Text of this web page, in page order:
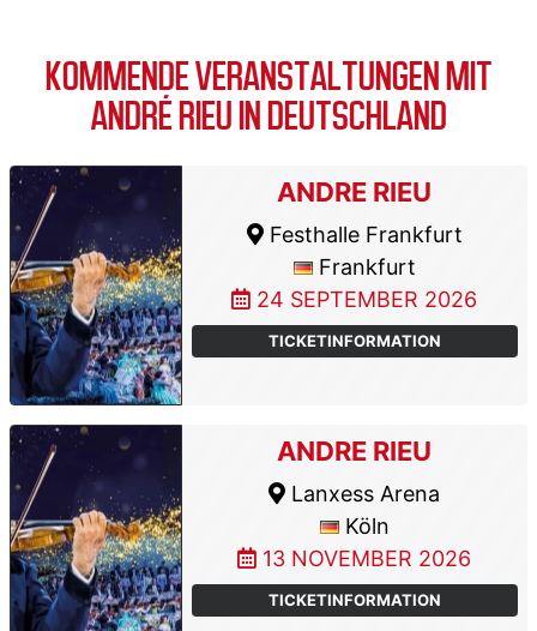
KOMMENDE VERANSTALTUNGEN MIT
ANDRÉ RIEU IN DEUTSCHLAND
ANDRE RIEU
Festhalle Frankfurt
Frankfurt
24 SEPTEMBER 2026
TICKETINFORMATION
ANDRE RIEU
Lanxess Arena
Köln
13 NOVEMBER 2026
TICKETINFORMATION